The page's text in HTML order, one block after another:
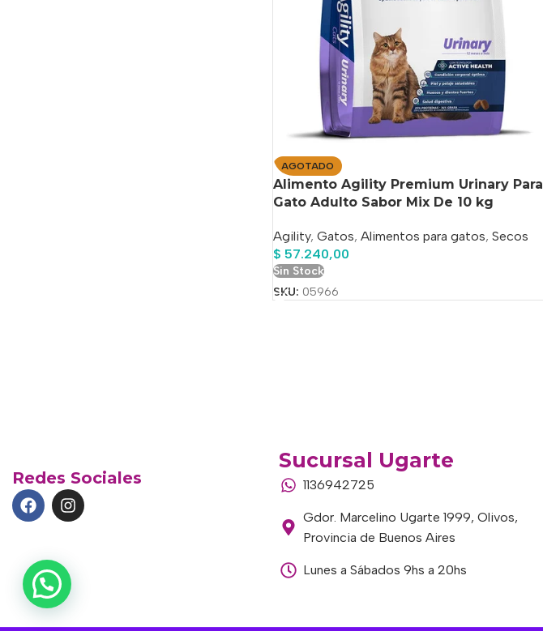
AGOTADO
Alimento Agility Premium Urinary Para
Gato Adulto Sabor Mix De 10 kg
Agility, Gatos, Alimentos para gatos, Secos
$ 57.240,00
Sin Stock
SKU: 05966
Redes Sociales
Sucursal Ugarte
1136942725
Gdor. Marcelino Ugarte 1999, Olivos,
Provincia de Buenos Aires
Lunes a Sábados 9hs a 20hs